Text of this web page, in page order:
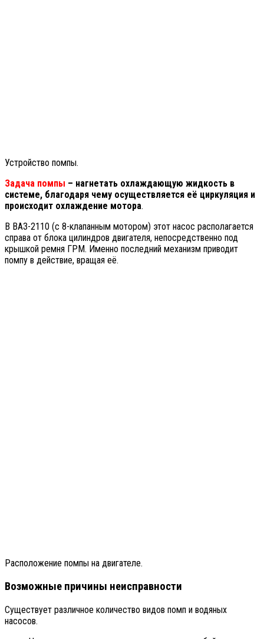
Устройство помпы.
Задача помпы – нагнетать охлаждающую жидкость в
системе, благодаря чему осуществляется её циркуляция и
происходит охлаждение мотора.
В ВАЗ-2110 (с 8-клапанным мотором) этот насос располагается
справа от блока цилиндров двигателя, непосредственно под
крышкой ремня ГРМ. Именно последний механизм приводит
помпу в действие, вращая её.
Расположение помпы на двигателе.
Возможные причины неисправности
Существует различное количество видов помп и водяных
насосов.